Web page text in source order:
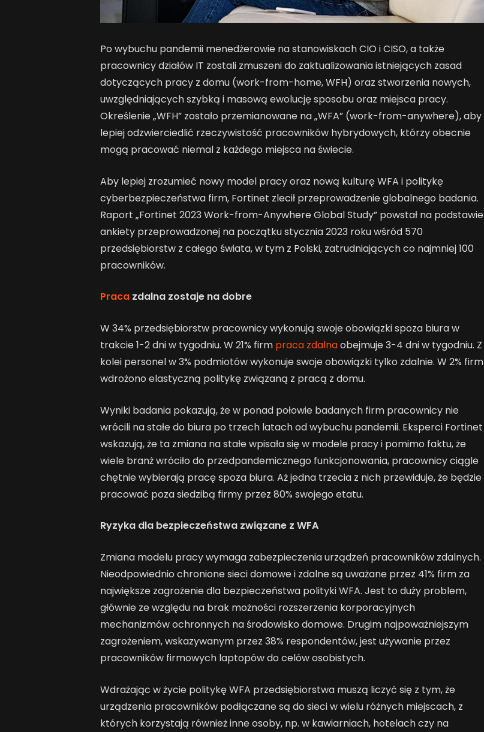
Po wybuchu pandemii menedżerowie na stanowiskach CIO i CISO, a także
pracownicy działów IT zostali zmuszeni do zaktualizowania istniejących zasad
dotyczących pracy z domu (work-from-home, WFH) oraz stworzenia nowych,
uwzględniających szybką i masową ewolucję sposobu oraz miejsca pracy.
Określenie „WFH” zostało przemianowane na „WFA” (work-from-anywhere), aby
lepiej odzwierciedlić rzeczywistość pracowników hybrydowych, którzy obecnie
mogą pracować niemal z każdego miejsca na świecie.
Aby lepiej zrozumieć nowy model pracy oraz nową kulturę WFA i politykę
cyberbezpieczeństwa firm, Fortinet zlecił przeprowadzenie globalnego badania.
Raport „Fortinet 2023 Work-from-Anywhere Global Study” powstał na podstawie
ankiety przeprowadzonej na początku stycznia 2023 roku wśród 570
przedsiębiorstw z całego świata, w tym z Polski, zatrudniających co najmniej 100
pracowników.
Pracazdalna zostaje na dobre
W 34% przedsiębiorstw pracownicy wykonują swoje obowiązki spoza biura w
trakcie 1-2 dni w tygodniu. W 21% firm praca zdalnaobejmuje 3-4 dni w tygodniu. Z
kolei personel w 3% podmiotów wykonuje swoje obowiązki tylko zdalnie. W 2% firm
wdrożono elastyczną politykę związaną z pracą z domu.
Wyniki badania pokazują, że w ponad połowie badanych firm pracownicy nie
wrócili na stałe do biura po trzech latach od wybuchu pandemii. Eksperci Fortinet
wskazują, że ta zmiana na stałe wpisała się w modele pracy i pomimo faktu, że
wiele branż wróciło do przedpandemicznego funkcjonowania, pracownicy ciągle
chętnie wybierają pracę spoza biura. Aż jedna trzecia z nich przewiduje, że będzie
pracować poza siedzibą firmy przez 80% swojego etatu.
Ryzyka dla bezpieczeństwa związane z WFA
Zmiana modelu pracy wymaga zabezpieczenia urządzeń pracowników zdalnych.
Nieodpowiednio chronione sieci domowe i zdalne są uważane przez 41% firm za
największe zagrożenie dla bezpieczeństwa polityki WFA. Jest to duży problem,
głównie ze względu na brak możności rozszerzenia korporacyjnych
mechanizmów ochronnych na środowisko domowe. Drugim najpoważniejszym
zagrożeniem, wskazywanym przez 38% respondentów, jest używanie przez
pracowników firmowych laptopów do celów osobistych.
Wdrażając w życie politykę WFA przedsiębiorstwa muszą liczyć się z tym, że
urządzenia pracowników podłączane są do sieci w wielu różnych miejscach, z
których korzystają również inne osoby, np. w kawiarniach, hotelach czy na